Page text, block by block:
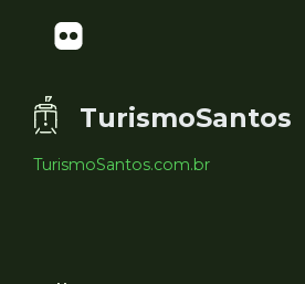
TurismoSantos
TurismoSantos.com.br